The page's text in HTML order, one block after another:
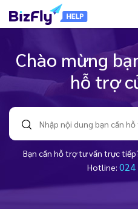
Chào mừng
hỗ trợ
Bạn cần hỗ trợ tư vấn trực
Hotline: 024